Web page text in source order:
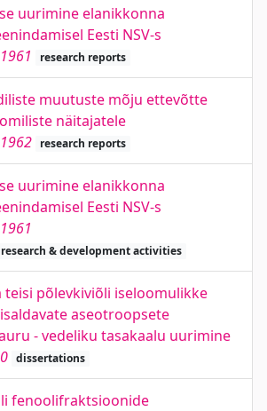
uurimine elanikkonna
Eesti NSV-s
1961 research reports
muutuste mõju ettevõtte
näitajatele
1962 research reports
uurimine elanikkonna
Eesti NSV-s
1961
& development activities
teisi põlevkiviõli iseloomulikke
aseotroopsete
- vedeliku tasakaalu uurimine
dissertations
fenoolifraktsioonide